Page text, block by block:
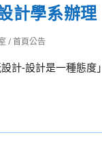
計學系辦
/首頁公告
計-設計是一種態